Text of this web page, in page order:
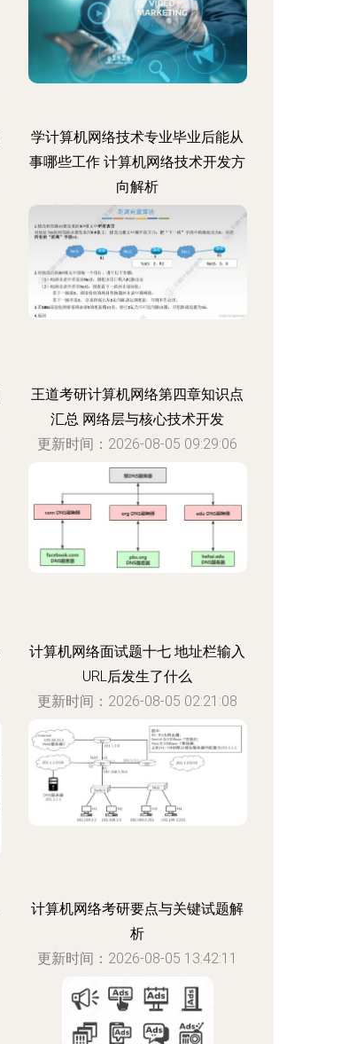
学计算机网络技术专业毕业后能从
事哪些工作 计算机网络技术开发方
向解析
更新时间：2026-08-05 04:52:43
王道考研计算机网络第四章知识点
汇总 网络层与核心技术开发
更新时间：2026-08-05 09:29:06
计算机网络面试题十七 地址栏输入
URL后发生了什么
更新时间：2026-08-05 02:21:08
计算机网络考研要点与关键试题解
析
更新时间：2026-08-05 13:42:11